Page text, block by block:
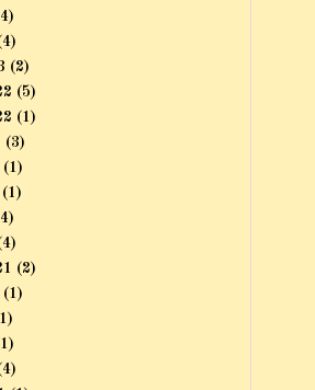
(2)
(5)
(1)
(3)
(1)
(1)
(2)
(1)